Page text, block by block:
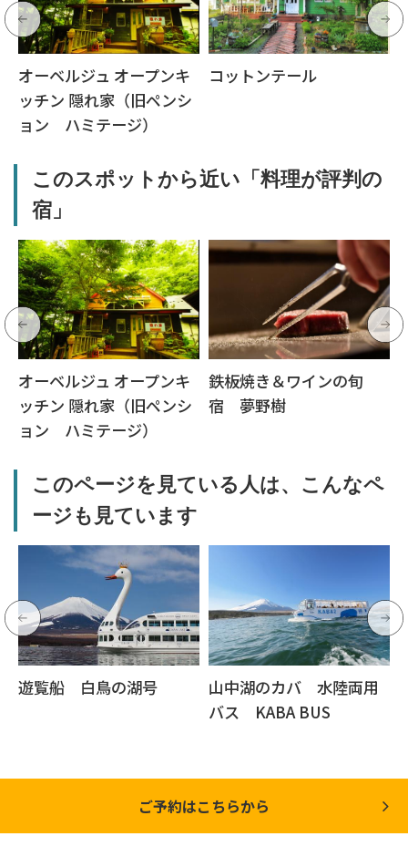
オーベルジュ オープンキ
ッチン 隠れ家（旧ペンシ
ョン ハミテージ）
コットンテール
このスポットから近い「料理が評判の
宿」
オーベルジュ オープンキ
ッチン 隠れ家（旧ペンシ
ョン ハミテージ）
鉄板焼き＆ワインの旬
宿 夢野樹
このページを見ている人は、こんなペ
ージも見ています
遊覧船 白鳥の湖号
山中湖のカバ 水陸両用
バス KABA BUS
ご予約はこちらから